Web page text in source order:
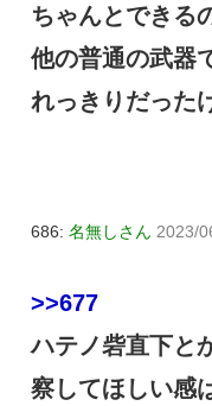
ちゃんとできる
他の普通の武器
れっきりだった
686: 名無しさん 2023/
>>677
ハテノ砦直下と
察してほしい感